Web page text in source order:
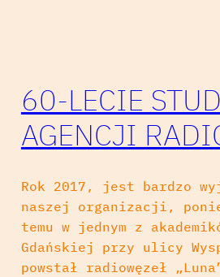
60-LECIE
AGENCJI
Rok 2017, jest bardzo
naszej organizacji,
temu w jednym z
Gdańskiej przy ulicy
powstał radiowęzeł